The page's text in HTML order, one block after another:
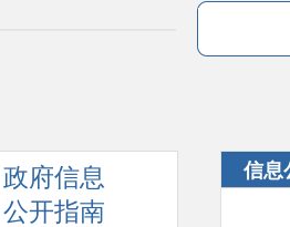
政府信息
公开指南
信息